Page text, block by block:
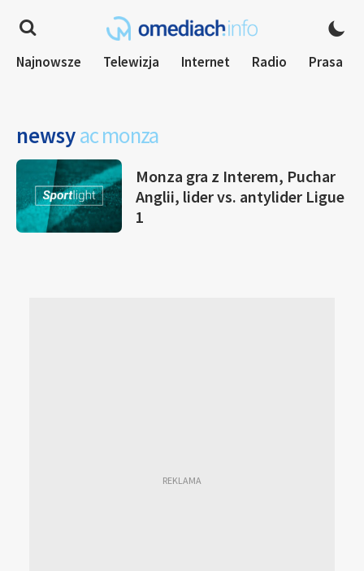
Najnowsze Telewizja Internet Radio Prasa
newsyac monza
Monza gra z Interem, Puchar
Anglii, lider vs. antylider Ligue
1